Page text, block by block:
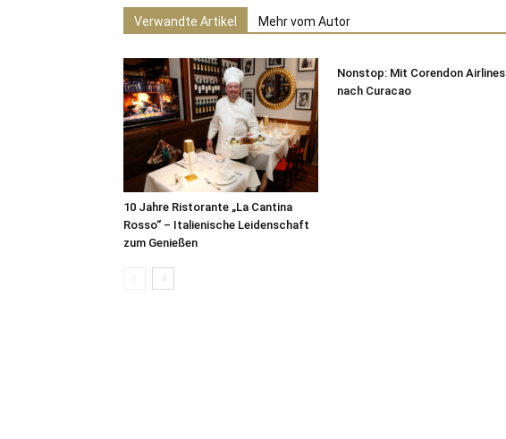
Verwandte Artikel Mehr vom Autor
10 Jahre Ristorante „La Cantina
Rosso“ – Italienische Leidenschaft
zum Genießen
Nonstop: Mit Corendon Airlines
nach Curacao